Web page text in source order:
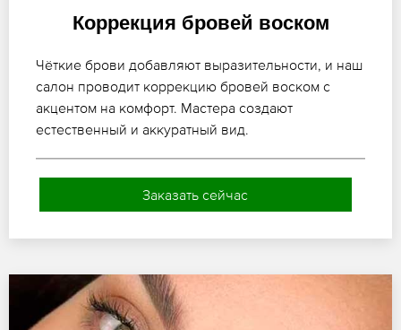
Коррекция бровей воском
Чёткие брови добавляют выразительности, и наш
салон проводит коррекцию бровей воском с
акцентом на комфорт. Мастера создают
естественный и аккуратный вид.
Заказать сейчас